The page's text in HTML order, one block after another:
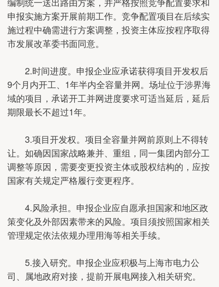
申报实施方案开展前期工作。竞争配置项目在后续实
施过程中确需进行方案调整，投资主体应按程序取得
市发展改革委书面同意。
2.时间进度。申报企业应承诺获得项目开发权后
9个月内开工、1年半内全容量并网。场址位于涉界海
域的项目，承诺开工并网进度要求可适当延后，延后
期限最长不超过1年。
3.项目开发权。项目全容量并网前原则上不得转
让。如确因国家战略兼并、重组，同一集团内部分工
调整等原因，需要变更投资主体或股权结构的，应按
国家有关规定严格履行变更程序。
4.风险承担。申报企业应自愿承担国家和地区政
策变化及外部因素带来的风险。项目须按照国家相关
管理规定依法依规办理用海等相关手续。
5.接入研究。申报企业应积极与上海市电力公
司、属地政府对接，提前开展电网接入相关研究。